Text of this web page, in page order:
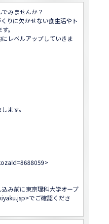
みませんか？
りに欠かせない食生活やト
。
レベルアップしていきま
ます。
>
み前に東京理科大学オープ
>でご確認くださ